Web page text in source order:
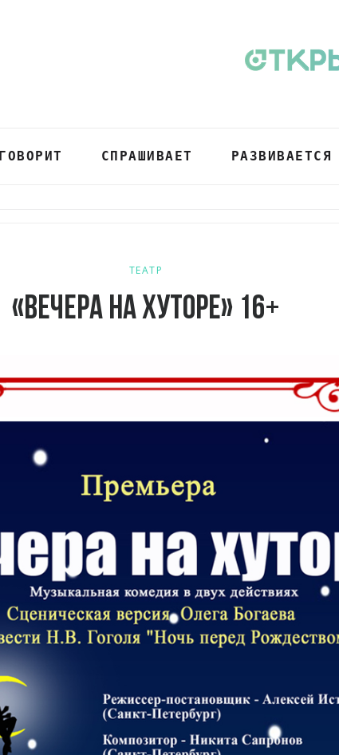
ГОВОРИТ СПРАШИВАЕТ РАЗВИВАЕТСЯ
ТЕАТР
«Вечера на хуторе» 16+